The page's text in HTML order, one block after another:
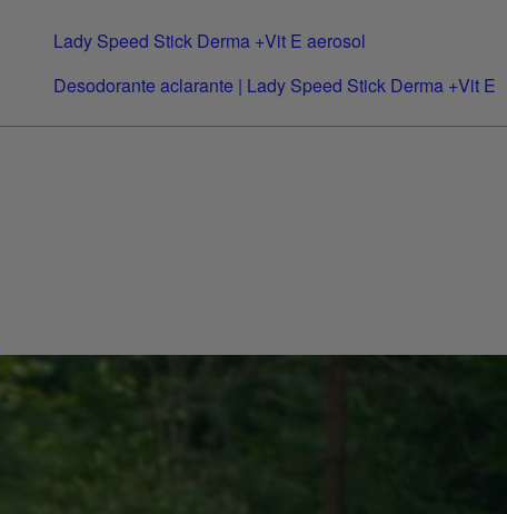
Lady Speed Stick Derma +Vit E aerosol
Desodorante aclarante | Lady Speed Stick Derma +Vit E